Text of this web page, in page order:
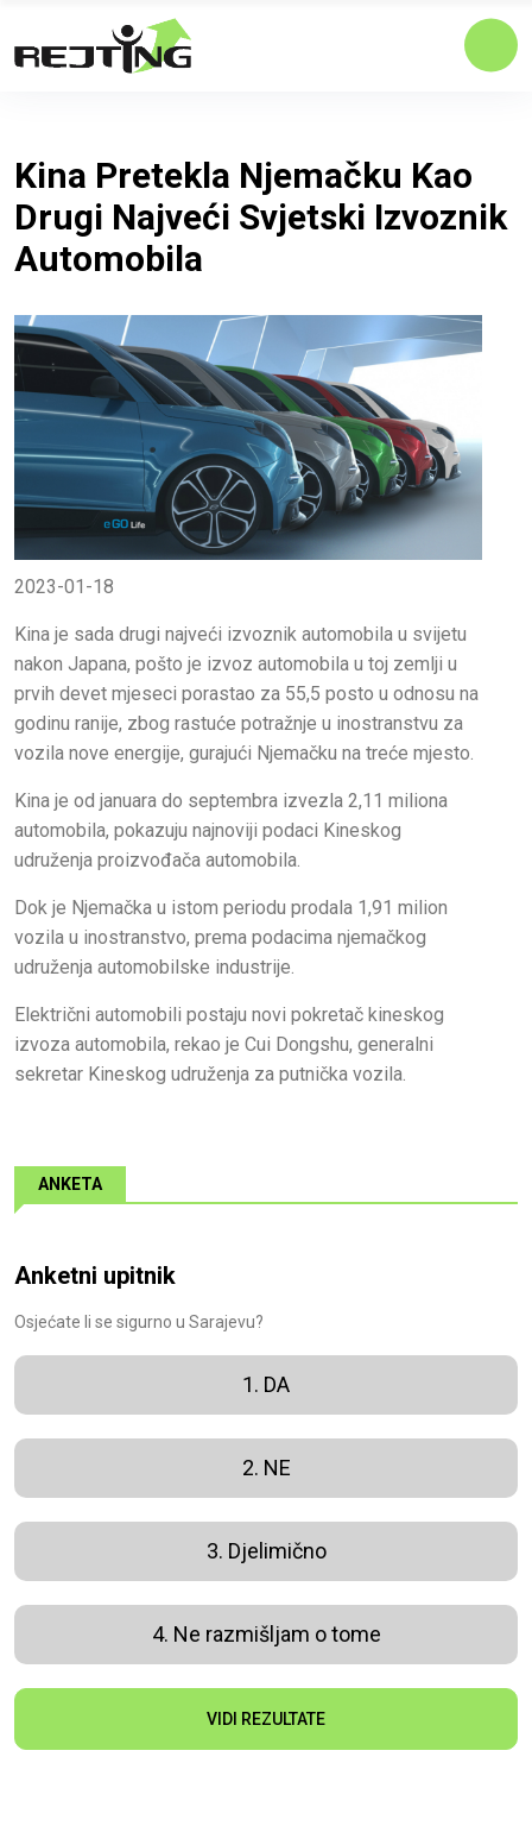
Kina Pretekla Njemačku Kao
Drugi Najveći Svjetski Izvoznik
Automobila
2023-01-18
Kina je sada drugi najveći izvoznik automobila u svijetu
nakon Japana, pošto je izvoz automobila u toj zemlji u
prvih devet mjeseci porastao za 55,5 posto u odnosu na
godinu ranije, zbog rastuće potražnje u inostranstvu za
vozila nove energije, gurajući Njemačku na treće mjesto.
Kina je od januara do septembra izvezla 2,11 miliona
automobila, pokazuju najnoviji podaci Kineskog
udruženja proizvođača automobila.
Dok je Njemačka u istom periodu prodala 1,91 milion
vozila u inostranstvo, prema podacima njemačkog
udruženja automobilske industrije.
Električni automobili postaju novi pokretač kineskog
izvoza automobila, rekao je Cui Dongshu, generalni
sekretar Kineskog udruženja za putnička vozila.
ANKETA
Anketni upitnik
Osjećate li se sigurno u Sarajevu?
1. DA
2. NE
3. Djelimično
4. Ne razmišljam o tome
VIDI REZULTATE